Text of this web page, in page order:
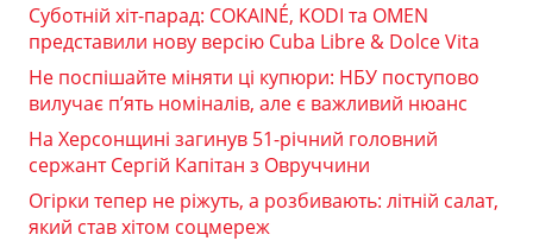
Суботній хіт-парад: COKAINÉ, KODI та OMEN
представили нову версію Cuba Libre & Dolce Vita
Не поспішайте міняти ці купюри: НБУ поступово
вилучає п’ять номіналів, але є важливий нюанс
На Херсонщині загинув 51-річний головний
сержант Сергій Капітан з Овруччини
Огірки тепер не ріжуть, а розбивають: літній салат,
який став хітом соцмереж